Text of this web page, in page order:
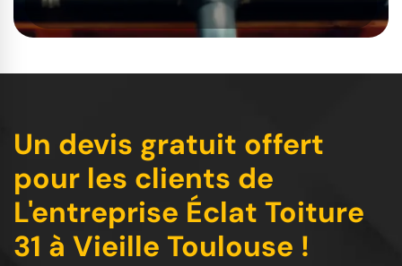
Un devis gratuit offert
pour les clients de
L'entreprise Éclat Toiture
31 à Vieille Toulouse !